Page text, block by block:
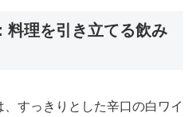
料理を引き立てる飲み
すっきりとした辛口の白ワイ